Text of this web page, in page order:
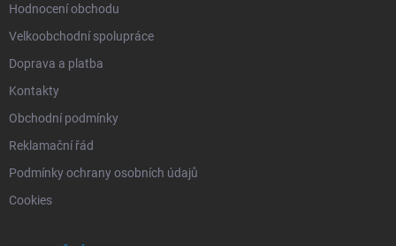
Hodnocení obchodu
Velkoobchodní spolupráce
Doprava a platba
Kontakty
Obchodní podmínky
Reklamační řád
Podmínky ochrany osobních údajů
Cookies